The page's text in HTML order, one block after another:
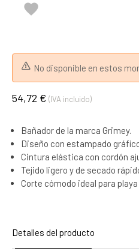

No disponible en estos
54,72 € (IVA incluido)
Bañador de la marca Grimey.
Diseño con estampado
Cintura elástica con cordón
Tejido ligero y de secado
Corte cómodo ideal para
Detalles del producto